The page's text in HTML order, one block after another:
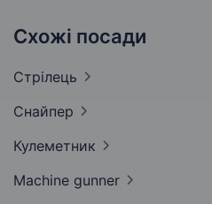
Схожі посади
Стрілець
Снайпер
Кулеметник
Machine gunner